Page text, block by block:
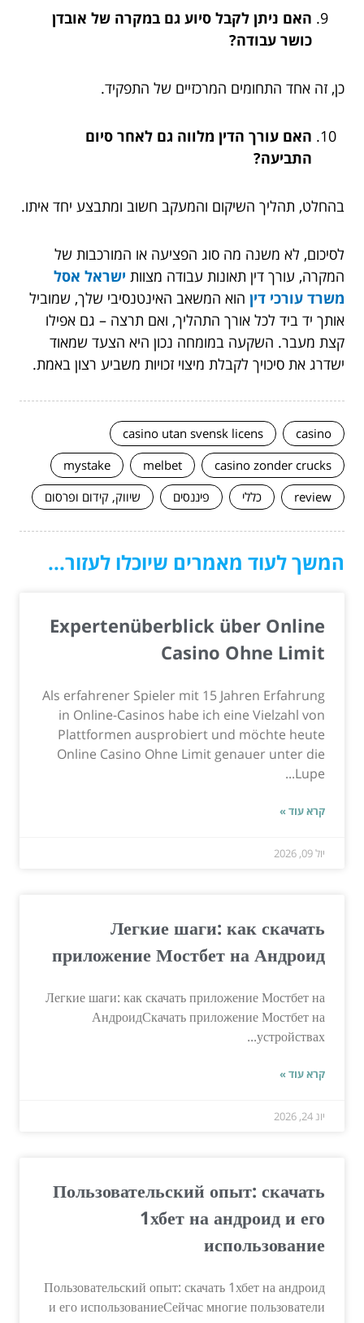
האם ניתן לקבל סיוע גם במקרה של אובדן
כושר עבודה?
כן, זה אחד התחומים המרכזיים של התפקיד.
האם עורך הדין מלווה גם לאחר סיום
התביעה?
בהחלט, תהליך השיקום והמעקב חשוב ומתבצע יחד איתו.
לסיכום, לא משנה מה סוג הפציעה או המורכבות של
המקרה, עורך דין תאונות עבודה מצוות ישראל אסל
משרד עורכי דין הוא המשאב האינטנסיבי שלך, שמוביל
אותך יד ביד לכל אורך התהליך, ואם תרצה – גם אפילו
קצת מעבר. השקעה במומחה נכון היא הצעד שמאוד
ישדרג את סיכויך לקבלת מיצוי זכויות משביע רצון באמת.
casino
casino utan svensk licens
casino zonder crucks
melbet
mystake
review
כללי פיננסים שיווק, קידום ופרסום
המשך לעוד מאמרים שיוכלו לעזור...
Expertenüberblick über Online
Casino Ohne Limit
Als erfahrener Spieler mit 15 Jahren Erfahrung
in Online-Casinos habe ich eine Vielzahl von
Plattformen ausprobiert und möchte heute
Online Casino Ohne Limit genauer unter die
Lupe...
קרא עוד »
יול 09, 2026
Легкие шаги: как скачать
приложение Мостбет на Андроид
Легкие шаги: как скачать приложение Мостбет на
АндроидСкачать приложение Мостбет на
устройствах...
קרא עוד »
יונ 24, 2026
Пользовательский опыт: скачать
1хбет на андроид и его
использование
Пользовательский опыт: скачать 1хбет на андроид
и его использованиеСейчас многие пользователи